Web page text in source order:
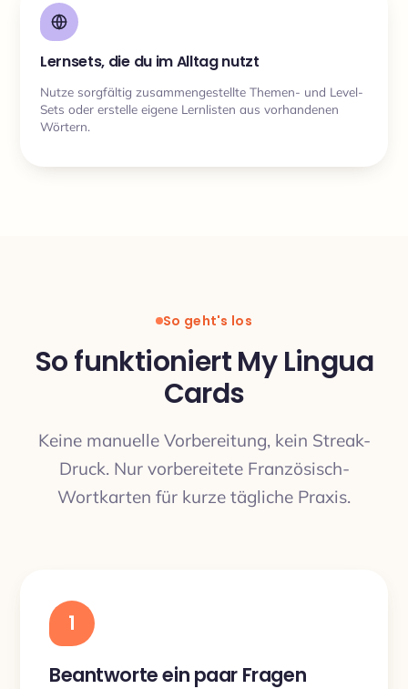
Lernsets, die du im Alltag nutzt
Nutze sorgfältig zusammengestellte Themen- und Level-
Sets oder erstelle eigene Lernlisten aus vorhandenen
Wörtern.
So geht's los
So funktioniert My Lingua
Cards
Keine manuelle Vorbereitung, kein Streak-
Druck. Nur vorbereitete Französisch-
Wortkarten für kurze tägliche Praxis.
1
Beantworte ein paar Fragen